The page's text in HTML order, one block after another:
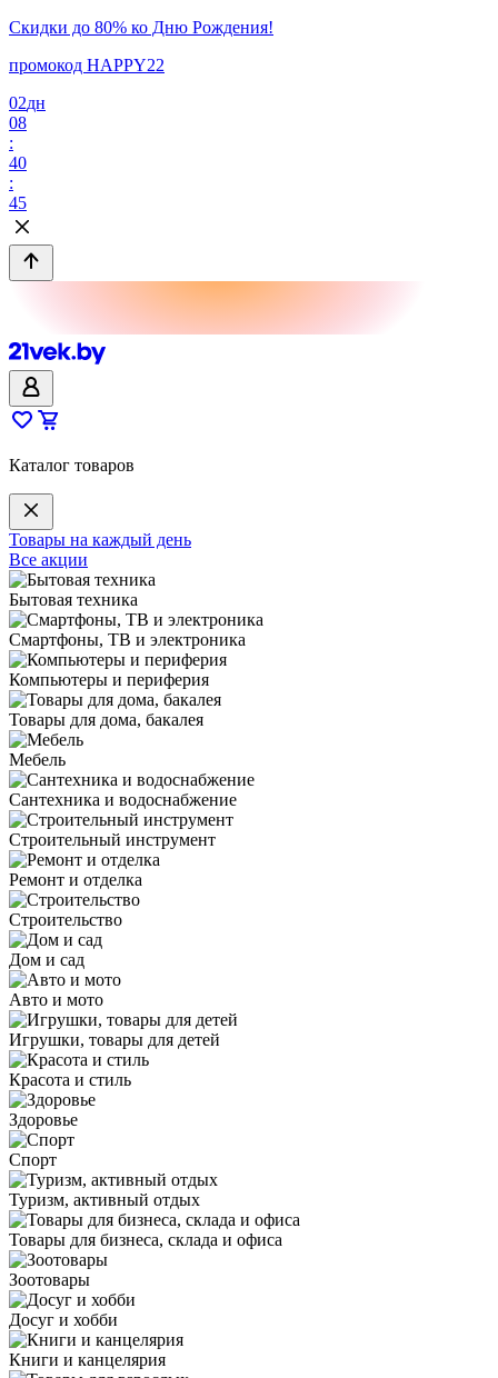
Скидки до 80% ко Дню Рождения!
промокод HAPPY22
02дн
08
:
40
:
45
Каталог товаров
Товары на каждый день
Все акции
Бытовая техника
Смартфоны, ТВ и электроника
Компьютеры и периферия
Товары для дома, бакалея
Мебель
Сантехника и водоснабжение
Строительный инструмент
Ремонт и отделка
Строительство
Дом и сад
Авто и мото
Игрушки, товары для детей
Красота и стиль
Здоровье
Спорт
Туризм, активный отдых
Товары для бизнеса, склада и офиса
Зоотовары
Досуг и хобби
Книги и канцелярия